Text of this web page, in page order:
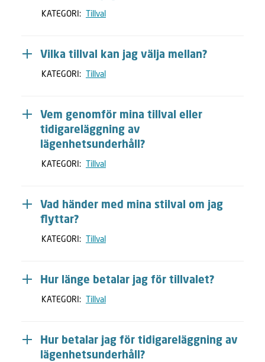
KATEGORI: Tillval
Vilka tillval kan jag välja mellan?
KATEGORI: Tillval
Vem genomför mina tillval eller
tidigareläggning av
lägenhetsunderhåll?
KATEGORI: Tillval
Vad händer med mina stilval om jag
flyttar?
KATEGORI: Tillval
Hur länge betalar jag för tillvalet?
KATEGORI: Tillval
Hur betalar jag för tidigareläggning av
lägenhetsunderhåll?